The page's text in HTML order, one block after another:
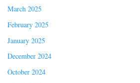
March 2025
February 2025
January 2025
December 2024
October 2024